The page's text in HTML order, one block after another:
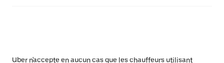
Uber n'accepte en aucun cas que les chauffeurs utilisant